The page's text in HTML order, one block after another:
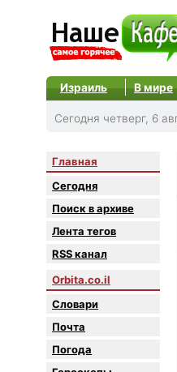
Израиль В мире
Сегодня четверг, 6
Главная
Сегодня
Поиск в архиве
Лента тегов
RSS канал
Orbita.co.il
Словари
Почта
Погода